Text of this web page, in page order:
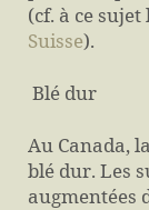
(cf. à ce sujet
Suisse).
Blé dur
Au Canada,
blé dur. Les
augmentées